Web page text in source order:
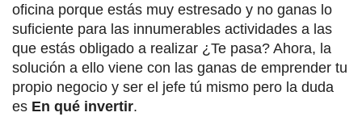
oficina porque estás muy estresado y no ganas lo
suficiente para las innumerables actividades a las
que estás obligado a realizar ¿Te pasa? Ahora, la
solución a ello viene con las ganas de emprender tu
propio negocio y ser el jefe tú mismo pero la duda
es En qué invertir.